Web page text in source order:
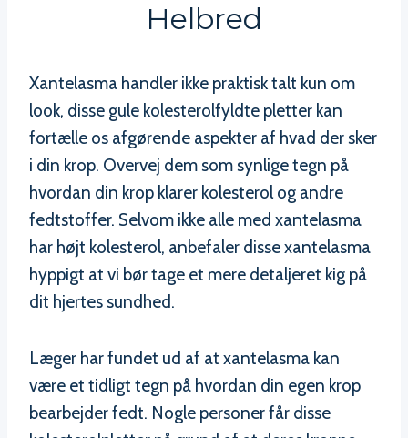
Helbred
Xantelasma handler ikke praktisk talt kun om
look, disse gule kolesterolfyldte pletter kan
fortælle os afgørende aspekter af hvad der sker
i din krop. Overvej dem som synlige tegn på
hvordan din krop klarer kolesterol og andre
fedtstoffer. Selvom ikke alle med xantelasma
har højt kolesterol, anbefaler disse xantelasma
hyppigt at vi bør tage et mere detaljeret kig på
dit hjertes sundhed.
Læger har fundet ud af at xantelasma kan
være et tidligt tegn på hvordan din egen krop
bearbejder fedt. Nogle personer får disse